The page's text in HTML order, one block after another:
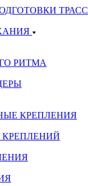
ТРАСС
РИТМА
КРЕПЛЕНИЯ